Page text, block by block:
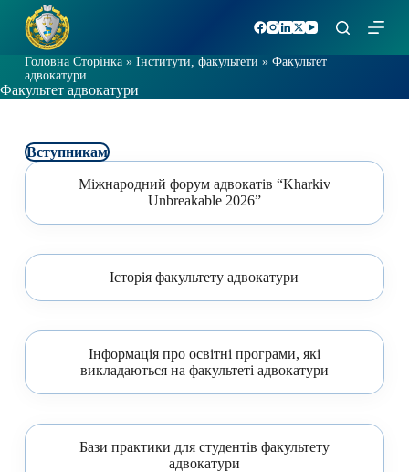
П
й
т
о
Головна Сторінка» Iнститути, факультети » Факультет
адвокатури
Факультет адвокатури
Вступникам
Міжнародний форум адвокатів “Kharkiv
Unbreakable 2026”
Історія факультету адвокатури
Інформація про освітні програми, які
викладаються на факультеті адвокатури
Бази практики для студентів факультету
адвокатури